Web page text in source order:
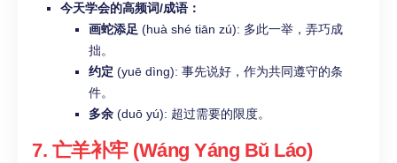
今天学会的高频词/成语：
画蛇添足 (huà shé tiān zú): 多此一举，弄巧成
拙。
约定 (yuē dìng): 事先说好，作为共同遵守的条
件。
多余 (duō yú): 超过需要的限度。
7. 亡羊补牢 (Wáng Yáng Bǔ Láo)